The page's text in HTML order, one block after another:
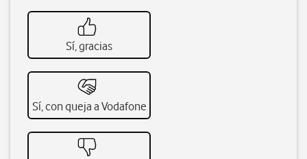
Sí, gracias
Sí, con queja a Vodafone